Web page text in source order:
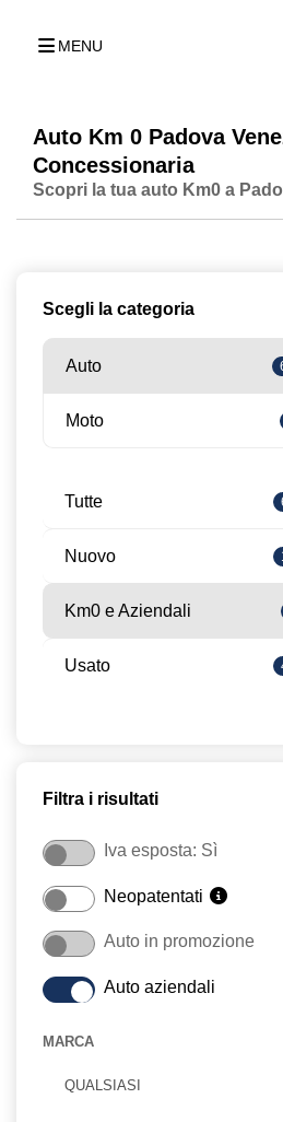
MENU
Auto Km 0 Padova
Concessionaria
Scopri la tua auto Km0 a
Scegli la categoria
Auto
Moto
Tutte
Nuovo
Km0 e Aziendali
Usato
Filtra i risultati
Iva esposta: Sì
Neopatentati
Auto in promozione
Auto aziendali
MARCA
QUALSIASI